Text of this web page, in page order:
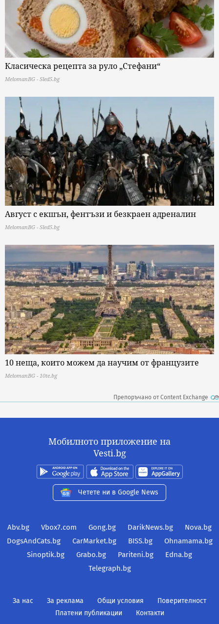
Класическа рецепта за руло „Стефани“
MelomanBG - Sled5.bg
Август с екшън, фентъзи и безкраен адреналин
MelomanBG - Sled5.bg
10 неща, които можем да научим от французите
MelomanBG - 10te.bg
Препоръчано от Content Exchange
Мобилното приложение на
Vesti.bg
Четете ни в Google News
Abv.bg Vbox7.com Gong.bg DarikNews.bg
Nova.bg
DogsAndCats.bg
CarMarket.bg BISS.bg
Ohnamama.bg
Sinoptik.bg
Grabo.bg Pariteni.bg
Edna.bg
Telegraph.bg
За нас За реклама Общи условия
Поверителност
Платени публикации
Контакти